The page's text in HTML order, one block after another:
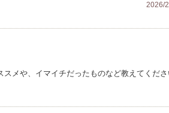
2026/
スメや、イマイチだったものなど教えてくだ